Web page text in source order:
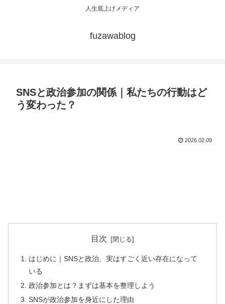
人生底上げメディア
fuzawablog
SNSと政治参加の関係｜私たちの行動はど
う変わった？
2026.02.09
目次
はじめに｜SNSと政治、実はすごく近い存在になって
いる
政治参加とは？まずは基本を整理しよう
SNSが政治参加を身近にした理由